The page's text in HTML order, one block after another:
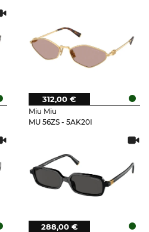
Miu Miu
MU 56ZS - 5AK20I
312,00 €
288,00 €